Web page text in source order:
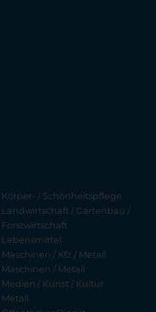
Körper- / Schönheitspflege
Landwirtschaft / Gartenbau /
Forstwirtschaft
Lebensmittel
Maschinen / Kfz / Metall
Maschinen / Metall
Medien / Kunst / Kultur
Metall